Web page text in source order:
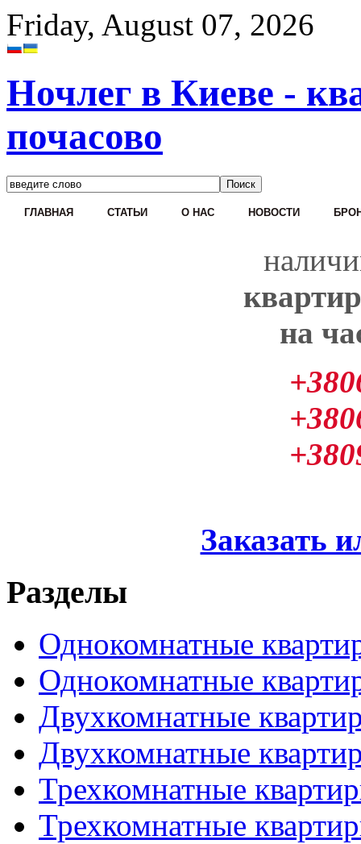
Friday, August 07, 2026
Ночлег в Киеве -
почасово
ГЛАВНАЯ СТАТЬИ О НАС НОВОСТИ
на
Заказать
Разделы
Однокомнатные
Однокомнатные
Двухкомнатные
Двухкомнатные
Трехкомнатные
Трехкомнатные